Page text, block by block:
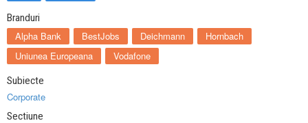
Branduri
Alpha Bank BestJobs Deichmann
Hornbach
Uniunea Europeana
Vodafone
Subiecte
Corporate
Sectiune